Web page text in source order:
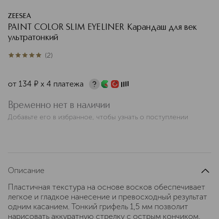
ZEESEA
PAINT COLOR SLIM EYELINER Карандаш для век
ультратонкий
5из 52 (2)
от 134 ¤ х 4 платежа
Временно нет в наличии
Добавьте его в избранное, чтобы узнать о поступлении
Описание
Пластичная текстура на основе восков обеспечивает
легкое и гладкое нанесение и превосходный результат
одним касанием. Тонкий грифель 1,5 мм позволит
нарисовать аккуратную стрелку с острым кончиком,